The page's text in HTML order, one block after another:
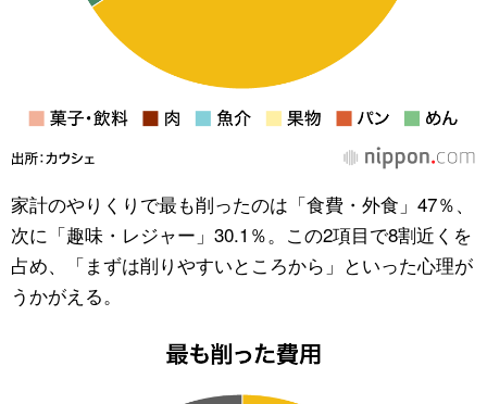
家計のやりくりで最も削ったのは「食費・外食」47％、
次に「趣味・レジャー」30.1％。この2項目で8割近くを
占め、「まずは削りやすいところから」といった心理が
うかがえる。